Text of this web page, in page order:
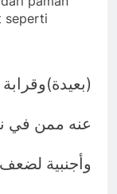
seperti
وقرابة(بعيدة)
عنه ممن في
وأجنبية